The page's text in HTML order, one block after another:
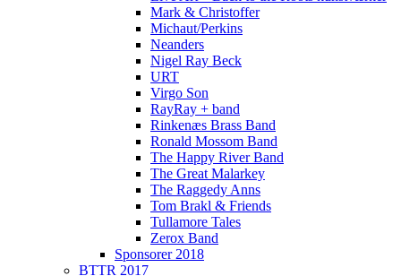
Mark & Christoffer
Michaut/Perkins
Neanders
Nigel Ray Beck
URT
Virgo Son
RayRay + band
Rinkenæs Brass Band
Ronald Mossom Band
The Happy River Band
The Great Malarkey
The Raggedy Anns
Tom Brakl & Friends
Tullamore Tales
Zerox Band
Sponsorer 2018
BTTR 2017